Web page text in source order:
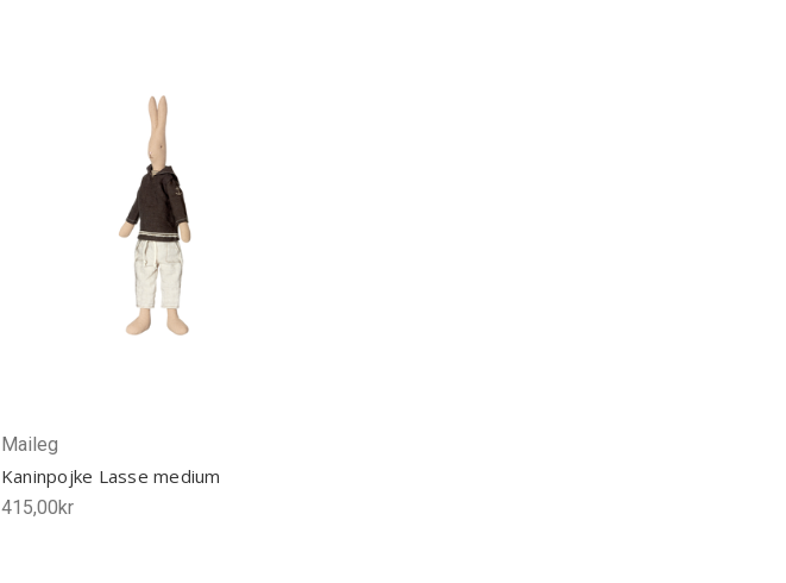
Maileg
Kaninpojke Lasse medium
415,00kr